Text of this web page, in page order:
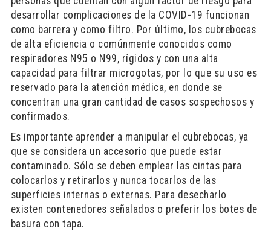
desarrollar complicaciones de la COVID-19 funcionan
como barrera y como filtro. Por último, los cubrebocas
de alta eficiencia o comúnmente conocidos como
respiradores N95 o N99, rígidos y con una alta
capacidad para filtrar microgotas, por lo que su uso es
reservado para la atención médica, en donde se
concentran una gran cantidad de casos sospechosos y
confirmados.
Es importante aprender a manipular el cubrebocas, ya
que se considera un accesorio que puede estar
contaminado. Sólo se deben emplear las cintas para
colocarlos y retirarlos y nunca tocarlos de las
superficies internas o externas. Para desecharlo
existen contenedores señalados o preferir los botes de
basura con tapa.